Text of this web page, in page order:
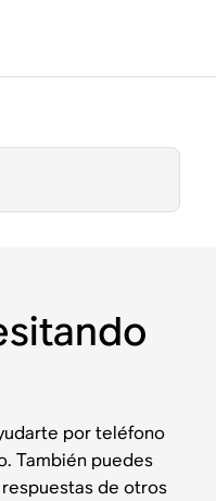
por teléfono
También puedes
de otros